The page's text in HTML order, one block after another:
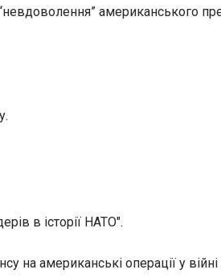
американського
в історії НАТО".
американські операції у війні